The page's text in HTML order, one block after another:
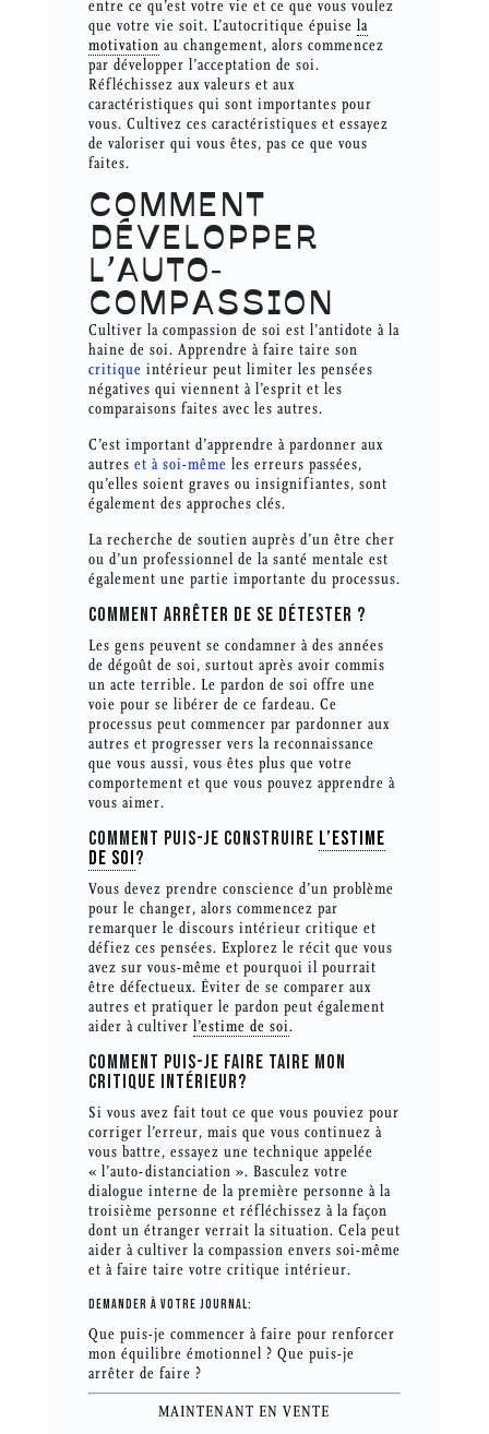
entre ce qu’est votre vie et ce que vous voulez
que votre vie soit. L’autocritique épuise la
motivation au changement, alors commencez
par développer l’acceptation de soi.
Réfléchissez aux valeurs et aux
caractéristiques qui sont importantes pour
vous. Cultivez ces caractéristiques et essayez
de valoriser qui vous êtes, pas ce que vous
faites.
COMMENT
DÉVELOPPER
L’AUTO-
COMPASSION
Cultiver la compassion de soi est l’antidote à la
haine de soi. Apprendre à faire taire son
critique intérieur peut limiter les pensées
négatives qui viennent à l’esprit et les
comparaisons faites avec les autres.
C’est important d’apprendre à pardonner aux
autres et à soi-même les erreurs passées,
qu’elles soient graves ou insignifiantes, sont
également des approches clés.
La recherche de soutien auprès d’un être cher
ou d’un professionnel de la santé mentale est
également une partie importante du processus.
COMMENT ARRÊTER DE SE DÉTESTER ?
Les gens peuvent se condamner à des années
de dégoût de soi, surtout après avoir commis
un acte terrible. Le pardon de soi offre une
voie pour se libérer de ce fardeau. Ce
processus peut commencer par pardonner aux
autres et progresser vers la reconnaissance
que vous aussi, vous êtes plus que votre
comportement et que vous pouvez apprendre à
vous aimer.
COMMENT PUIS-JE CONSTRUIRE L’ESTIME
DE SOI ?
Vous devez prendre conscience d’un problème
pour le changer, alors commencez par
remarquer le discours intérieur critique et
défiez ces pensées. Explorez le récit que vous
avez sur vous-même et pourquoi il pourrait
être défectueux. Éviter de se comparer aux
autres et pratiquer le pardon peut également
aider à cultiver l’estime de soi.
COMMENT PUIS-JE FAIRE TAIRE MON
CRITIQUE INTÉRIEUR?
Si vous avez fait tout ce que vous pouviez pour
corriger l’erreur, mais que vous continuez à
vous battre, essayez une technique appelée
« l’auto-distanciation ». Basculez votre
dialogue interne de la première personne à la
troisième personne et réfléchissez à la façon
dont un étranger verrait la situation. Cela peut
aider à cultiver la compassion envers soi-même
et à faire taire votre critique intérieur.
DEMANDER À VOTRE JOURNAL:
Que puis-je commencer à faire pour renforcer
mon équilibre émotionnel ? Que puis-je
arrêter de faire ?
MAINTENANT EN VENTE